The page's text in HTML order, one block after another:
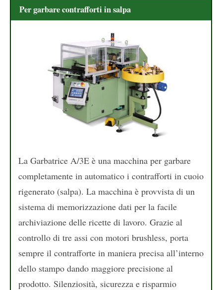
Per garbare contrafforti in salpa
La Garbatrice A/3E è una macchina per garbare
completamente in automatico i contrafforti in cuoio
rigenerato (salpa). La macchina è provvista di un
sistema di memorizzazione dati per la facile
archiviazione delle ricette di lavoro. Grazie al
controllo di tre assi con motori brushless, porta
sempre il contrafforte in maniera precisa all’interno
dello stampo dando maggiore precisione al
prodotto. Silenziosità, sicurezza e risparmio